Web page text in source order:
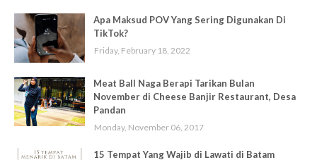
Apa Maksud POV Yang Sering Digunakan Di
TikTok?
Friday, February 18, 2022
Meat Ball Naga Berapi Tarikan Bulan
November di Cheese Banjir Restaurant, Desa
Pandan
Monday, November 06, 2017
15 Tempat Yang Wajib di Lawati di Batam